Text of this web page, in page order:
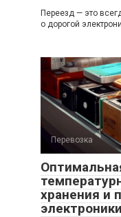
Переезд — это
о дорогой
Перевозка
хранения и